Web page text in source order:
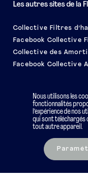
Les autres sites de la
Collective Filtres
Facebook Collective
Collective des
Facebook Collective
Mentions
Nous utilisons les
fonctionnalités
l’expérience de nos
qui sont téléchargés
tout autre appareil.